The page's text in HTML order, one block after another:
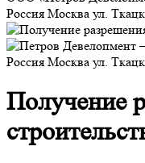
Россия Москва ул.
Россия Москва ул.
Получение